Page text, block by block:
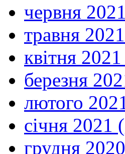
червня
травня
квітня
березня
лютого
січня 2021
грудня